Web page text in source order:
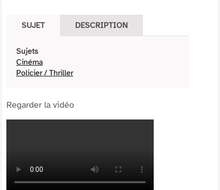
SUJET DESCRIPTION
Sujets
Cinéma
Policier / Thriller
Regarder la vidéo